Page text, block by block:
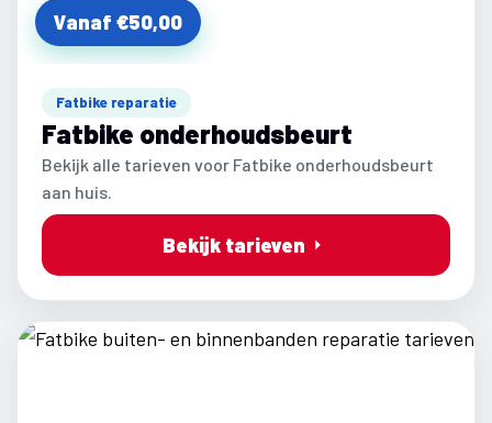
Vanaf €50,00
Fatbike reparatie
Fatbike onderhoudsbeurt
Bekijk alle tarieven voor Fatbike onderhoudsbeurt
aan huis.
Bekijk tarieven